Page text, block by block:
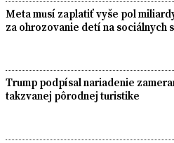
Meta musí zaplatiť vyše pol
za ohrozovanie detí na sociálnych
Trump podpísal nariadenie
takzvanej pôrodnej turistike